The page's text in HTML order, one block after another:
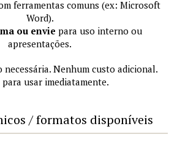
ferramentas comuns (ex: Microsoft
Word).
ou envie para uso interno ou
apresentações.
necessária. Nenhum custo adicional.
usar imediatamente.
/ formatos disponíveis